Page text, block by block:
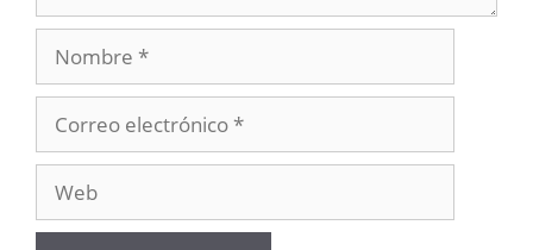
Nombre
electrónico